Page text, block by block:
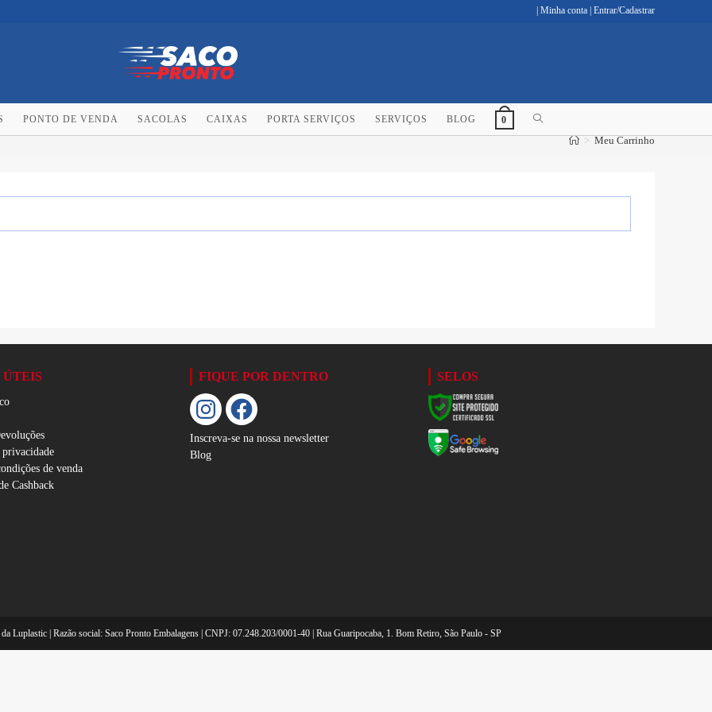
Minha conta Entrar/Cadastrar
PONTO DE VENDA SACOLAS CAIXAS PORTA SERVIÇOS SERVIÇOS BLOG 0 ALTERNAR
> Meu Carrinho
de venda
Cashback
FIQUE POR DENTRO
Inscreva-se na nossa newsletter
Blog
SELOS
Luplastic | Razão social: Saco Pronto Embalagens | CNPJ: 07.248.203/0001-40 | Rua Guaripocaba, 1. Bom Retiro, São Paulo - SP